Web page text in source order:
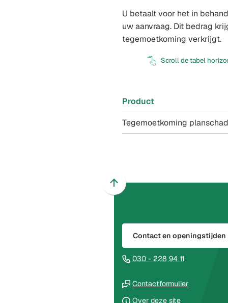
U betaalt voor het in
uw aanvraag. Dit bedrag
tegemoetkoming verkrijgt.
Scroll de tabel
Product
Tegemoetkoming
Scroll
naar
van
paginainhoud
Contact en openingstijden
030 - 228 94 11
een
Contactformulier(Verwijst
Over deze site